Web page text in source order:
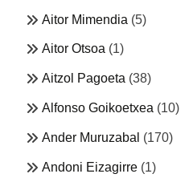
Aitor Mimendia (5)
Aitor Otsoa (1)
Aitzol Pagoeta (38)
Alfonso Goikoetxea (10)
Ander Muruzabal (170)
Andoni Eizagirre (1)